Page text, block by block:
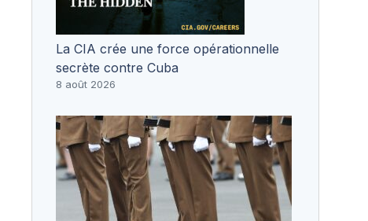
La CIA crée une force opérationnelle
secrète contre Cuba
8 août 2026